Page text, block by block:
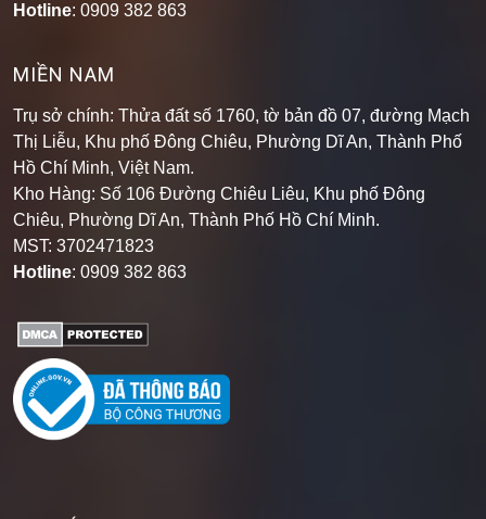
Hotline: 0909 382 863
MIỀN NAM
Trụ sở chính: Thửa đất số 1760, tờ bản đồ 07, đường Mạch
Thị Liễu, Khu phố Đông Chiêu, Phường Dĩ An, Thành Phố
Hồ Chí Minh, Việt Nam.
Kho Hàng: Số 106 Đường Chiêu Liêu, Khu phố Đông
Chiêu, Phường Dĩ An, Thành Phố Hồ Chí Minh.
MST: 3702471823
Hotline: 0909 382 863